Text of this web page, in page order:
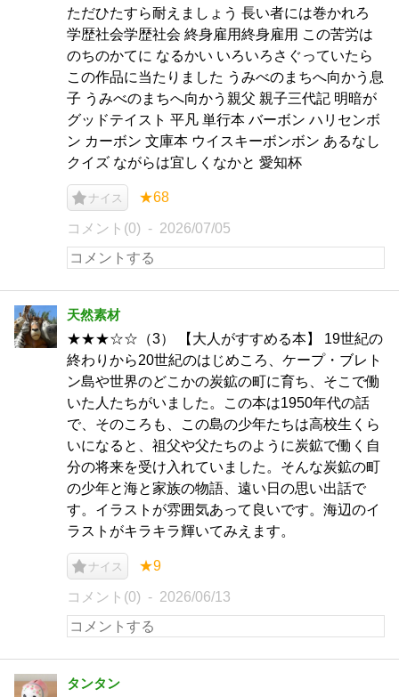
ただひたすら耐えましょう 長い者には巻かれろ
学歴社会学歴社会 終身雇用終身雇用 この苦労は
のちのかてに なるかい いろいろさぐっていたら
この作品に当たりました うみべのまちへ向かう息
子 うみべのまちへ向かう親父 親子三代記 明暗が
グッドテイスト 平凡 単行本 バーボン ハリセンボ
ン カーボン 文庫本 ウイスキーボンボン あるなし
クイズ ながらは宜しくなかと 愛知杯
ナイス ★68
コメント(0) 2026/07/05
天然素材
★★★☆☆（3） 【大人がすすめる本】 19世紀の
終わりから20世紀のはじめころ、ケープ・ブレト
ン島や世界のどこかの炭鉱の町に育ち、そこで働
いた人たちがいました。この本は1950年代の話
で、そのころも、この島の少年たちは高校生くら
いになると、祖父や父たちのように炭鉱で働く自
分の将来を受け入れていました。そんな炭鉱の町
の少年と海と家族の物語、遠い日の思い出話で
す。イラストが雰囲気あって良いです。海辺のイ
ラストがキラキラ輝いてみえます。
ナイス ★9
コメント(0) 2026/06/13
タンタン